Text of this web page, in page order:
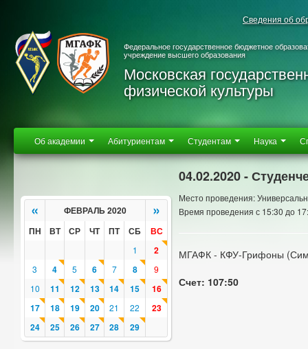
Сведения об
Федеральное государственное бюджетное
учреждение высшего образования
Московская
физической культуры
Об академии Абитуриентам Студентам Наука
« ФЕВРАЛЬ 2020 »
ПН ВТ СР ЧТ ПТ СБ ВС
1 2
3 4 5 6 7 8
9
10
11 12 13 14 15
16
17
18 19 20 21 22
23
24
25 26 27 28 29
04.02.2020 -
Место проведения:
Время проведения с 15:30 до
МГАФК - КФУ-Грифоны
Счет: 107:50